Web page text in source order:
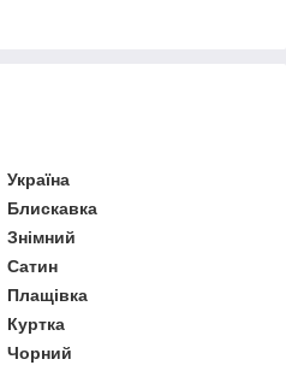
Україна
Блискавка
Знімний
Сатин
Плащівка
Куртка
Чорний